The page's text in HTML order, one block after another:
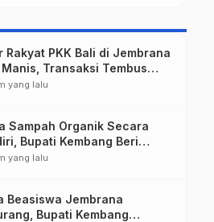
Rakyat PKK Bali di Jembrana
Transaksi Tembus
Juta Sehari
yang lalu
Sampah Organik Secara
Bupati Kembang Beri
Tinggi Warga Sri
yang lalu
Beasiswa Jembrana
Bupati Kembang